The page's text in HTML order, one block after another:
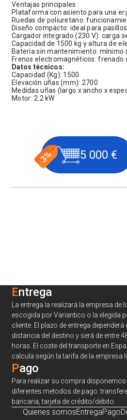
Ventajas principales
Plataforma con asiento para una
Ruedas de poliuretano:
Diseño compacto: ideal para
Cargador integrado (230 V): carga
Capacidad de 1500 kg y altura de
Batería sin mantenimiento: mínimo
Frenos electromagnéticos: frenado
Datos técnicos:
Capacidad (Kg): 1500
Elevación uñas (mm): 2700
Medidas uñas (largo x ancho x
Motor: 2.2 kW
5 000 €
Entrega
La entrega la realizará la empresa de
escogida por Variantico o la elegida
cliente. El plazo de entrega dependerá
distancia del destino y será de entre
horas. El coste del transporte en
calcula según la tarifa de la empresa
Pago
Para realizar su compra disponemos
diferentes metodos de pago:
bancaria, tarjeta de crédito/débito.
Quienes somosEntregaPago